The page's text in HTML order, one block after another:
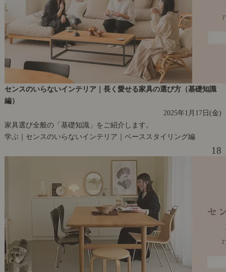
センスのいらないインテリア｜長く愛せる家具の選び方（基礎知識
編）
2025年1月17日(金)
家具選び全般の「基礎知識」をご紹介します。
学ぶ｜センスのいらないインテリア｜ベーススタイリング編
18